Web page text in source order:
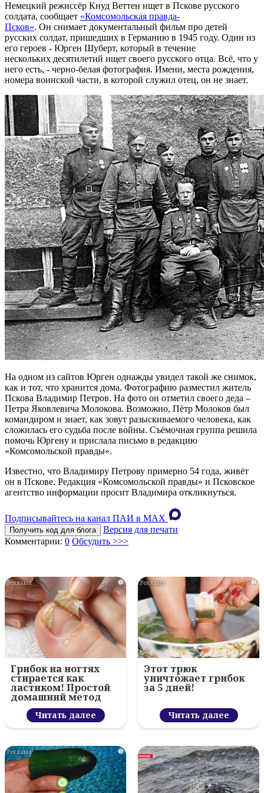
Немецкий режиссёр Кнуд Веттен ищет в Пскове русского
солдата, сообщает «Комсомольская правда-
Псков». Он снимает документальный фильм про детей
русских солдат, пришедших в Германию в 1945 году. Один из
его героев - Юрген Шуберт, который в течение
нескольких десятилетий ищет своего русского отца. Всё, что у
него есть, - черно-белая фотография. Имени, места рождения,
номера воинской части, в которой служил отец, он не знает.
На одном из сайтов Юрген однажды увидел такой же снимок,
как и тот, что хранится дома. Фотографию разместил житель
Пскова Владимир Петров. На фото он отметил своего деда –
Петра Яковлевича Молокова. Возможно, Пётр Молоков был
командиром и знает, как зовут разыскиваемого человека, как
сложилась его судьба после войны. Съёмочная группа решила
помочь Юргену и прислала письмо в редакцию
«Комсомольской правды».
Известно, что Владимиру Петрову примерно 54 года, живёт
он в Пскове. Редакция «Комсомольской правды» и Псковское
агентство информации просит Владимира откликнуться.
Подписывайтесь на канал ПАИ в MAХ
Получить код для блога
Версия для печати
Комментарии: 0 Обсудить >>>
i
Грибок на ногтях
стирается как
ластиком! Простой
домашний метод
Читать далее
i
Этот трюк
уничтожает грибок
за 5 дней!
Читать далее
i